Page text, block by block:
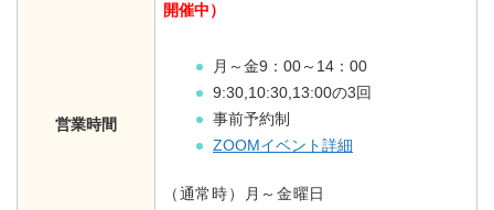
営業時間
開催中）
月～金9：00～14：00
9:30,10:30,13:00の3回
事前予約制
ZOOMイベント詳細
（通常時）月～金曜日